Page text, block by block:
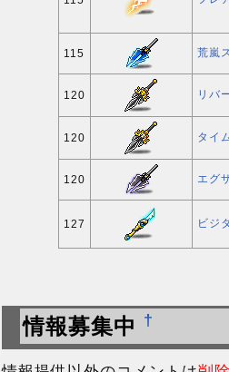
115 荒嵐
120 リバ
120 タイ
120 エグ
127 ビジ
情報募集中 †